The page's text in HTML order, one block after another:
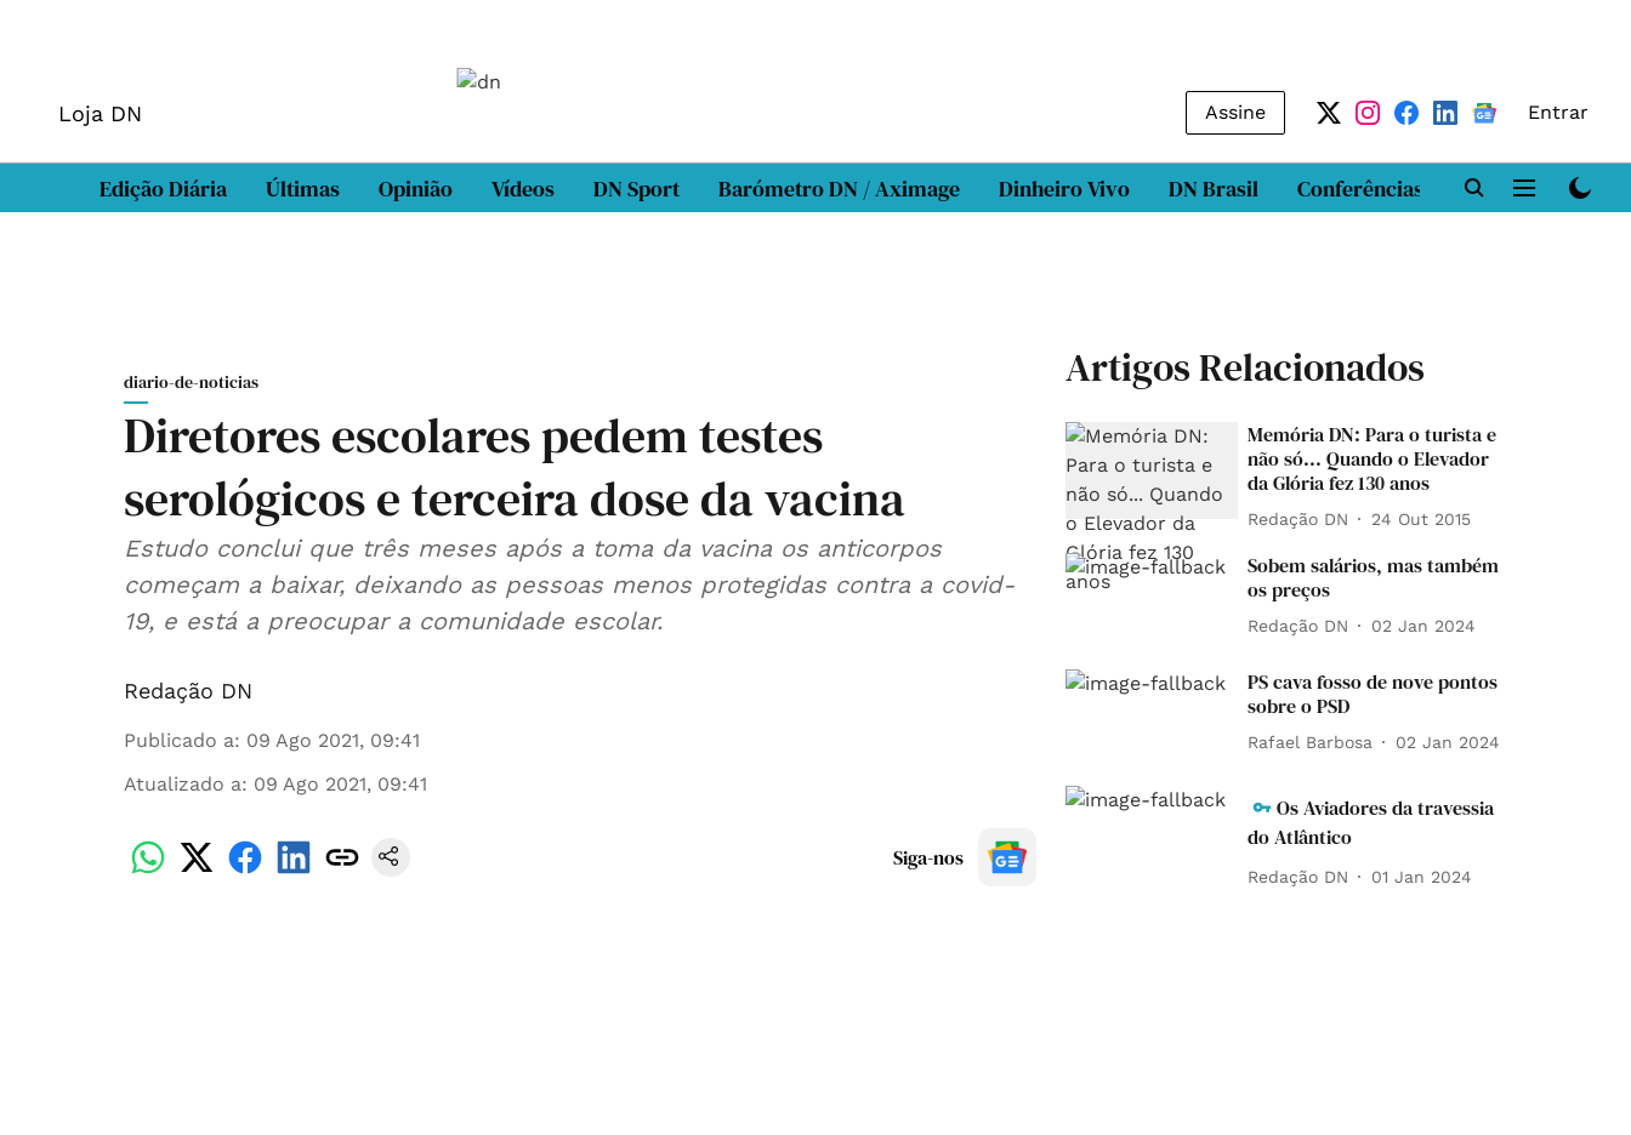
Loja DN Assine Entrar
Edição Diária Últimas Opinião Vídeos DN Sport Barómetro DN / Aximage Dinheiro Vivo DN Brasil Conferências DN LAB
diario-de-noticias
Diretores escolares pedem testes
serológicos e terceira dose da vacina
Estudo conclui que três meses após a toma da vacina os anticorpos
começam a baixar, deixando as pessoas menos protegidas contra a covid-
19, e está a preocupar a comunidade escolar.
Redação DN
Publicado a: 09 Ago 2021, 09:41
Atualizado a: 09 Ago 2021, 09:41
Siga-nos
Artigos Relacionados
Memória DN: Para o turista e
não só... Quando o Elevador
da Glória fez 130 anos
Redação DN 24 Out 2015
Sobem salários, mas também
os preços
Redação DN 02 Jan 2024
PS cava fosso de nove pontos
sobre o PSD
Rafael Barbosa 02 Jan 2024
Os Aviadores da travessia
do Atlântico
Redação DN 01 Jan 2024